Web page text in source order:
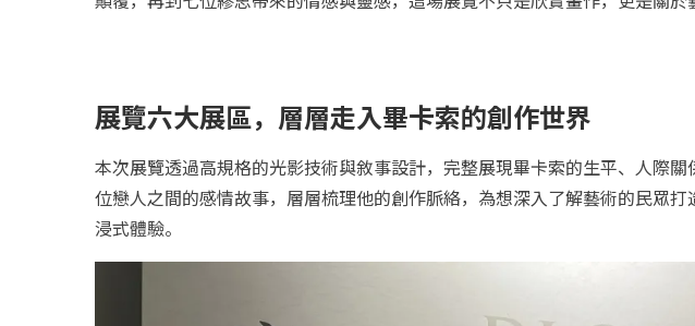
展覽六大展區，層層走入畢卡索的創作世界
本次展覽透過高規格的光影技術與敘事設計，完整展現畢卡索的生平、人際
位戀人之間的感情故事，層層梳理他的創作脈絡，為想深入了解藝術的民眾
浸式體驗。